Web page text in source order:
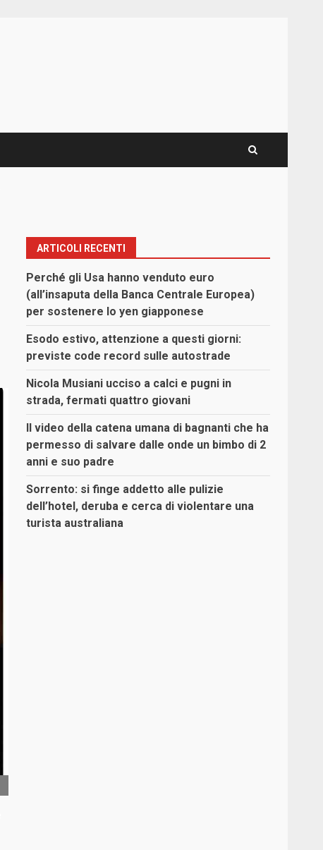
ARTICOLI RECENTI
Perché gli Usa hanno venduto euro
(all’insaputa della Banca Centrale Europea)
per sostenere lo yen giapponese
Esodo estivo, attenzione a questi giorni:
previste code record sulle autostrade
Nicola Musiani ucciso a calci e pugni in
strada, fermati quattro giovani
Il video della catena umana di bagnanti che ha
permesso di salvare dalle onde un bimbo di 2
anni e suo padre
Sorrento: si finge addetto alle pulizie
dell’hotel, deruba e cerca di violentare una
turista australiana